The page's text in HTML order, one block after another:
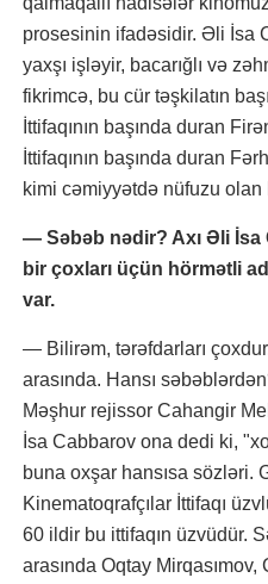
prosesinin ifadəsidir. Əli İsa
yaxşı işləyir, bacarığlı və
fikrimcə, bu cür təşkilatın
İttifaqının başında duran
İttifaqının başında duran
kimi cəmiyyətdə nüfuzu olan
— Səbəb nədir? Axı Əli
bir çoxları üçün hörmətli
var.
— Bilirəm, tərəfdarları
arasında. Hansı
Məşhur rejissor Cahangir
İsa Cabbarov ona dedi ki,
buna oxşar hansısa sözləri.
Kinematoqrafçılar İttifaqı
60 ildir bu ittifaqın üzvüdür.
arasında Oqtay